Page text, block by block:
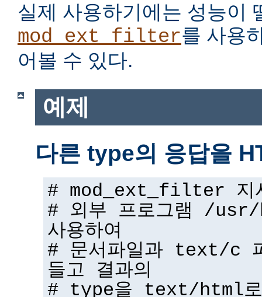
실제 사용하기에는 성능이
mod_ext_filter를 사용
어볼 수 있다.
예제
다른 type의 응답을
# mod_ext_filter 지
# 외부 프로그램 /
사용하여
# 문서파일과 text/c
들고 결과의
# type을 text/html로